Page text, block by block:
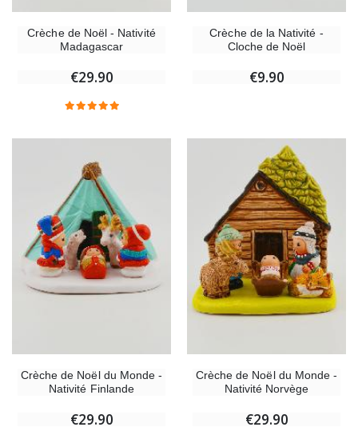
Crèche de Noël - Nativité
Madagascar
€29.90
Crèche de la Nativité -
Cloche de Noël
€9.90
Crèche de Noël du Monde -
Nativité Finlande
€29.90
Crèche de Noël du Monde -
Nativité Norvège
€29.90